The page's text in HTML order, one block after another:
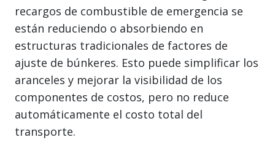
recargos de combustible de emergencia se
están reduciendo o absorbiendo en
estructuras tradicionales de factores de
ajuste de búnkeres. Esto puede simplificar los
aranceles y mejorar la visibilidad de los
componentes de costos, pero no reduce
automáticamente el costo total del
transporte.